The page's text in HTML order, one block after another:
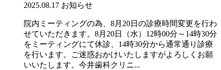
2025.08.17 お知らせ
院内ミーティングの為、8月20日の診療時間変更を行わ
せていただきます。8月20日（水）12時00分～14時30分
をミーティングにて休診、14時30分から通常通り診療
を行います。ご迷惑おかけいたしますがよろしくお願
いいたします。今井歯科クリニ...